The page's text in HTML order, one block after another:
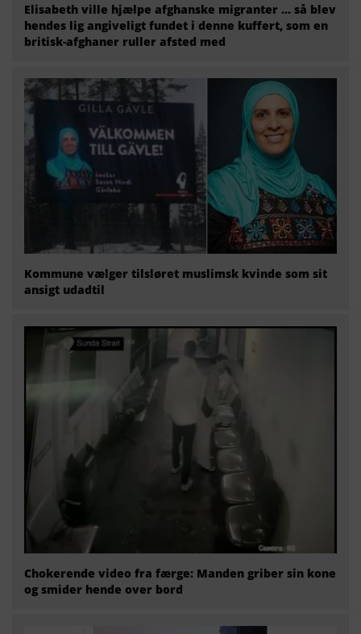
Elisabeth ville hjælpe afghanske migranter … så blev
hendes lig angiveligt fundet i denne kuffert, som en
britisk-afghaner ruller afsted med
Kommune vælger tilsløret muslimsk kvinde som sit
ansigt udadtil
Chokerende video fra færge: Manden griber sin kone
og smider hende over bord